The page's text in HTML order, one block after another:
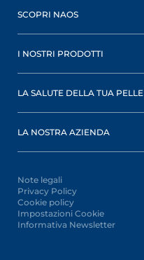
SCOPRI NAOS
I NOSTRI PRODOTTI
LA SALUTE DELLA TUA PELLE
LA NOSTRA AZIENDA
Note legali
Privacy Policy
Cookie policy
Impostazioni Cookie
Informativa Newsletter